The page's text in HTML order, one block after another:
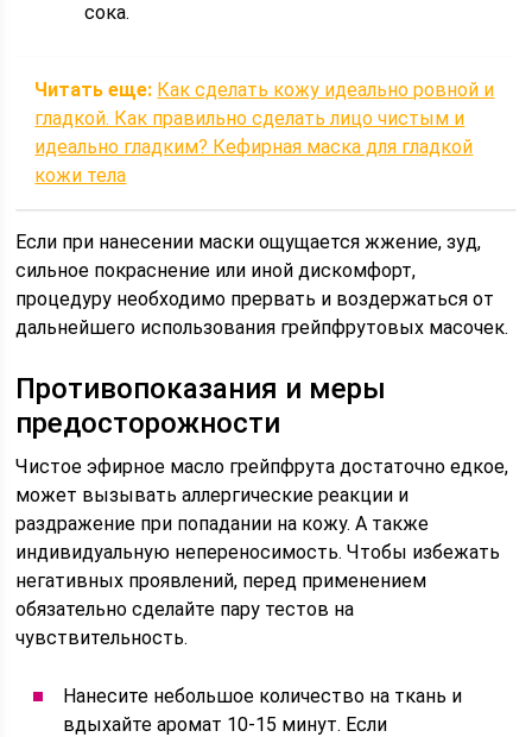
сока.
Читать еще: Как сделать кожу идеально ровной и
гладкой. Как правильно сделать лицо чистым и
идеально гладким? Кефирная маска для гладкой
кожи тела
Если при нанесении маски ощущается жжение, зуд,
сильное покраснение или иной дискомфорт,
процедуру необходимо прервать и воздержаться от
дальнейшего использования грейпфрутовых масочек.
Противопоказания и меры
предосторожности
Чистое эфирное масло грейпфрута достаточно едкое,
может вызывать аллергические реакции и
раздражение при попадании на кожу. А также
индивидуальную непереносимость. Чтобы избежать
негативных проявлений, перед применением
обязательно сделайте пару тестов на
чувствительность.
Нанесите небольшое количество на ткань и
вдыхайте аромат 10-15 минут. Если